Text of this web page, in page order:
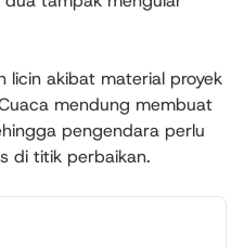
licin akibat material proyek
mendung membuat
pengendara perlu
di titik perbaikan.